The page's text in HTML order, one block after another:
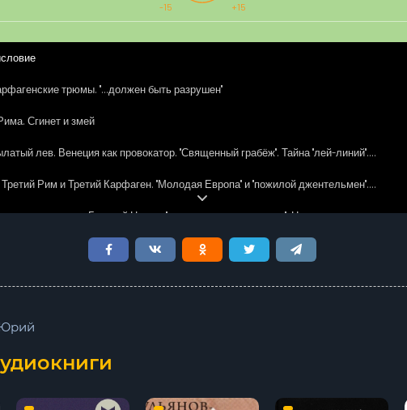
-15 +15
трюмы. ''...должен быть разрушен''
Сгинет и змей
лев. Венеция как провокатор. ''Священный грабёж''. Тайна ''лей-линий''....
Третий Рим и Третий Карфаген. ''Молодая Европа'' и ''пожилой джентельмен''....
и прочих гадах. Грозный Царь и ''королева-девственница''. Новгородская измена....
превратилась в золото. Петровские ''монстроузы'' и перевёрнутые якоря....
лес и райский сад. Обезьяна как демон метафизики. Остров ''Утопия''....